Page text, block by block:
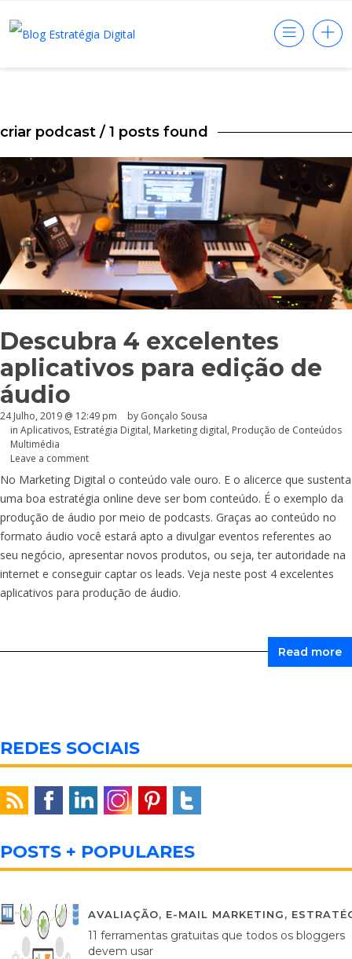
criar podcast / 1 posts found
Descubra 4 excelentes
aplicativos para edição de
áudio
24 Julho, 2019 @ 12:49 pm by Gonçalo Sousa
in Aplicativos, Estratégia Digital, Marketing digital, Produção de Conteúdos
Multimédia
Leave a comment
No Marketing Digital o conteúdo vale ouro. E o alicerce que sustenta
uma boa estratégia online deve ser bom conteúdo. É o exemplo da
produção de áudio por meio de podcasts. Graças ao conteúdo no
formato áudio você estará apto a divulgar eventos referentes ao
seu negócio, apresentar novos produtos, ou seja, ter autoridade na
internet e conseguir captar os leads. Veja neste post 4 excelentes
aplicativos para produção de áudio.
Read more
REDES SOCIAIS
POSTS + POPULARES
AVALIAÇÃO, E-MAIL MARKETING,
11 ferramentas gratuitas que todos os bloggers
devem usar